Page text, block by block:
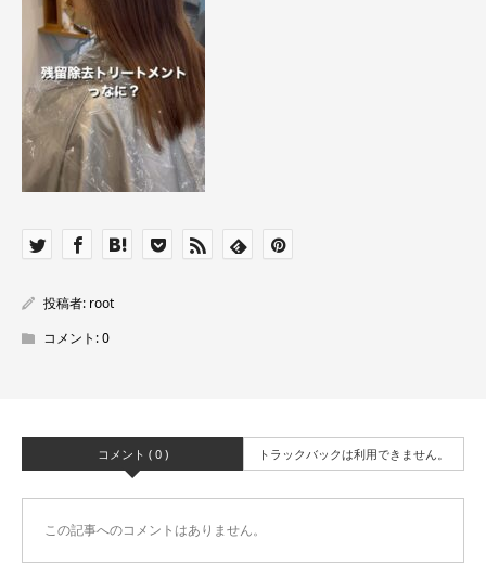
投稿者: root
コメント:0
コメント ( 0 ) トラックバックは利用できません。
この記事へのコメントはありません。